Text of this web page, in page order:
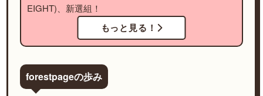
EIGHT)、新選組！
もっと見る！
forestpageの歩み